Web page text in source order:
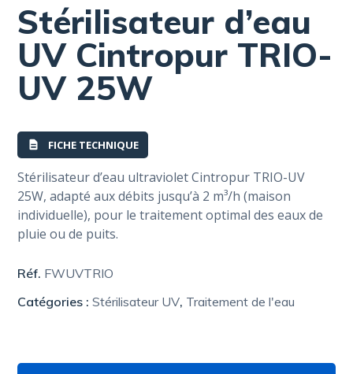
Stérilisateur d’eau
UV Cintropur TRIO-
UV 25W
FICHE TECHNIQUE
Stérilisateur d’eau ultraviolet Cintropur TRIO-UV
25W, adapté aux débits jusqu’à 2 m³/h (maison
individuelle), pour le traitement optimal des eaux de
pluie ou de puits.
Réf. FWUVTRIO
Catégories :Stérilisateur UV, Traitement de l'eau